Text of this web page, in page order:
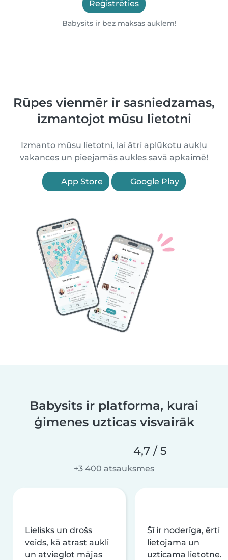
Reģistrēties
Babysits ir bez maksas auklēm!
Rūpes vienmēr ir sasniedzamas,
izmantojot mūsu lietotni
Izmanto mūsu lietotni, lai ātri aplūkotu aukļu
vakances un pieejamās aukles savā apkaimē!
App Store Google Play
Babysits ir platforma, kurai
ģimenes uzticas visvairāk
4,7 / 5
+3 400 atsauksmes
Lielisks un drošs
veids, kā atrast aukli
un atvieglot mājas
Šī ir noderīga, ērti
lietojama un
uzticama lietotne.